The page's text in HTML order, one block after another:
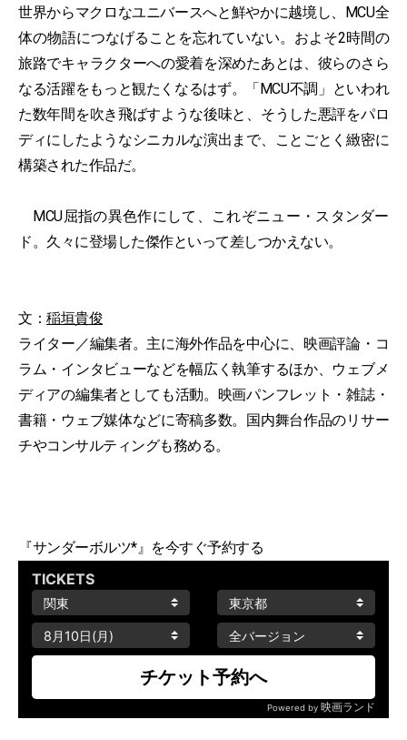
世界からマクロなユニバースへと鮮やかに越境し、MCU全
体の物語につなげることを忘れていない。およそ2時間の
旅路でキャラクターへの愛着を深めたあとは、彼らのさら
なる活躍をもっと観たくなるはず。「MCU不調」といわれ
た数年間を吹き飛ばすような後味と、そうした悪評をパロ
ディにしたようなシニカルな演出まで、ことごとく緻密に
構築された作品だ。
MCU屈指の異色作にして、これぞニュー・スタンダー
ド。久々に登場した傑作といって差しつかえない。
文： 稲垣貴俊
ライター／編集者。主に海外作品を中心に、映画評論・コ
ラム・インタビューなどを幅広く執筆するほか、ウェブメ
ディアの編集者としても活動。映画パンフレット・雑誌・
書籍・ウェブ媒体などに寄稿多数。国内舞台作品のリサー
チやコンサルティングも務める。
『サンダーボルツ*』を今すぐ予約する